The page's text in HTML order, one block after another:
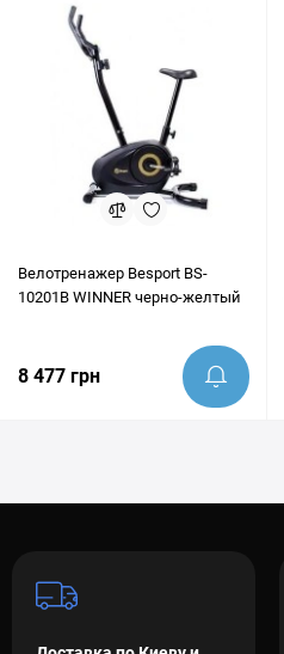
Велотренажер Besport BS-
10201B WINNER черно-желтый
8 477 грн